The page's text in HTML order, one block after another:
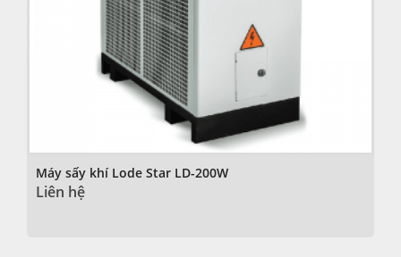
Máy sấy khí Lode Star LD-200W
Liên hệ